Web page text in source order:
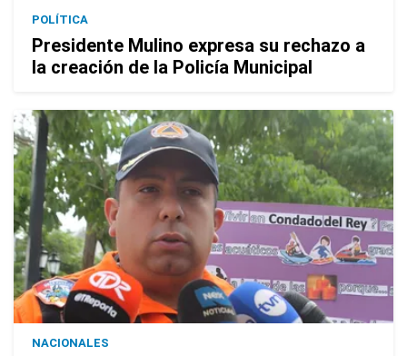
POLÍTICA
Presidente Mulino expresa su rechazo a
la creación de la Policía Municipal
NACIONALES